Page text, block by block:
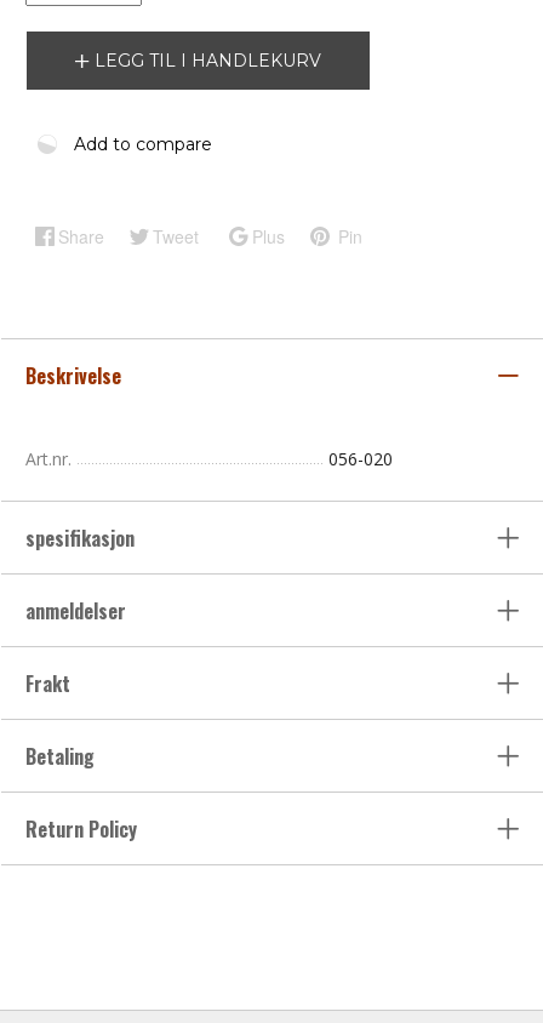
LEGG TIL I HANDLEKURV
Add to compare
Share Tweet Plus Pin
Beskrivelse
Art.nr. 056-020
spesifikasjon
anmeldelser
Frakt
Betaling
Return Policy